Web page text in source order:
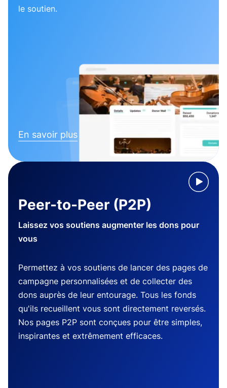
le soutien.
En savoir plus
Peer-to-Peer (P2P)
Laissez vos soutiens augmenter les dons pour
vous
Permettez à vos soutiens de lancer des pages de
campagne personnalisées et de collecter des
dons auprès de leur entourage. Tous les fonds
qu'ils recueillent vous sont directement reversés.
Nos pages P2P sont conçues pour être simples,
inspirantes et extrêmement efficaces.